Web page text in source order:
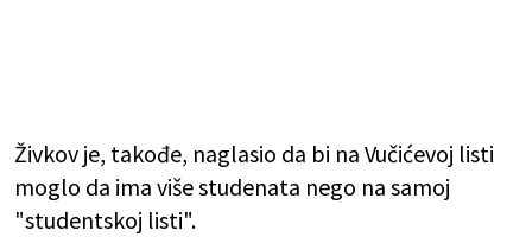
Živkov je, takođe, naglasio da bi na Vučićevoj listi
moglo da ima više studenata nego na samoj
"studentskoj listi".